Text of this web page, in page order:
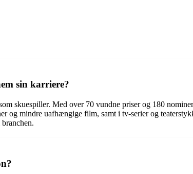
sin karriere?
skuespiller. Med over 70 vundne priser og 180
og mindre uafhængige film, samt i tv-serier og